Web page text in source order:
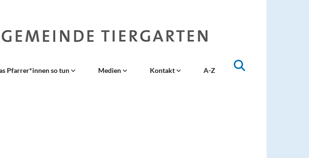
Pfarrer*innen so tun Medien Kontakt A-Z